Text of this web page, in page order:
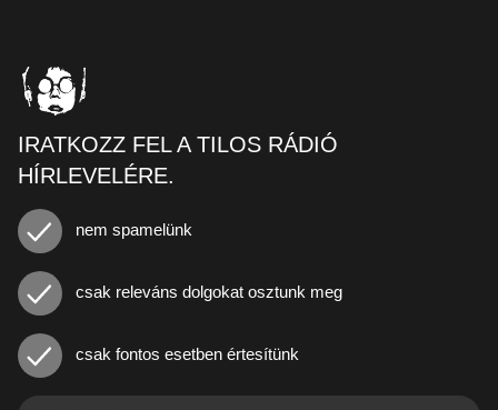
IRATKOZZ FEL A TILOS RÁDIÓ
HÍRLEVELÉRE.
nem spamelünk
csak releváns dolgokat osztunk meg
csak fontos esetben értesítünk